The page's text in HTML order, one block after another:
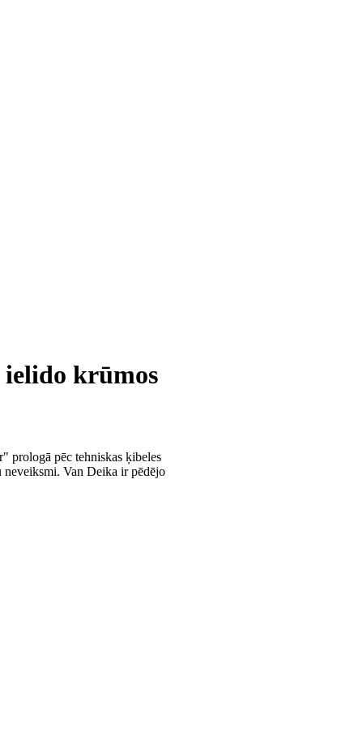
ielido krūmos
prologā pēc tehniskas ķibeles
neveiksmi. Van Deika ir pēdējo